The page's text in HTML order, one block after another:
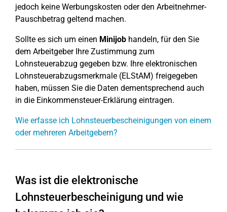
jedoch keine Werbungskosten oder den Arbeitnehmer-
Pauschbetrag geltend machen.
Sollte es sich um einen Minijob handeln, für den Sie
dem Arbeitgeber Ihre Zustimmung zum
Lohnsteuerabzug gegeben bzw. Ihre elektronischen
Lohnsteuerabzugsmerkmale (ELStAM) freigegeben
haben, müssen Sie die Daten dementsprechend auch
in die Einkommensteuer-Erklärung eintragen.
Wie erfasse ich Lohnsteuerbescheinigungen von einem
oder mehreren Arbeitgebern?
Was ist die elektronische
Lohnsteuerbescheinigung und wie